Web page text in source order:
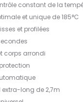
constant de la
et unique de 185°C
et profilées
corps arrondi
long de 2,7m